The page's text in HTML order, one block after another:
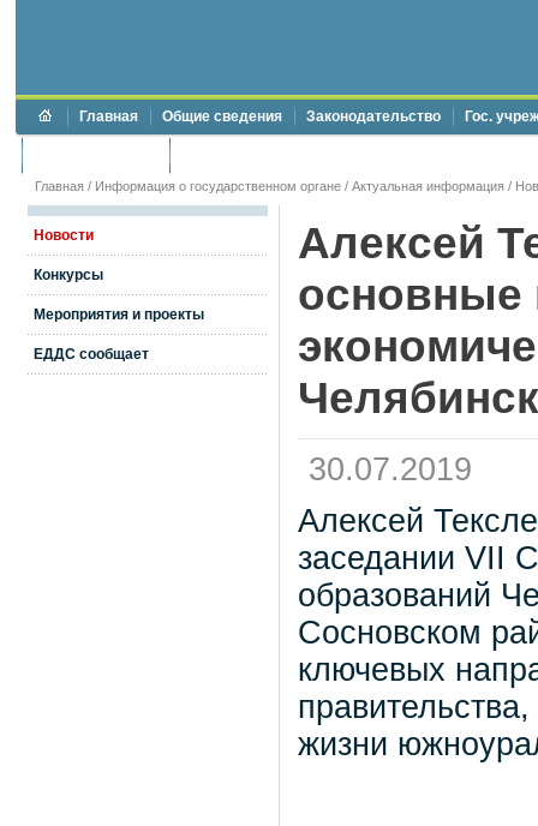
Главная Общие сведения Законодательство Гос.
Главная / Информация о государственном органе / Актуальная информация /
Новости
Конкурсы
Мероприятия и проекты
ЕДДС сообщает
Алексей
основные
30.07.2019
Алексей
заседании VII
образований
Сосновском
ключевых
жизни